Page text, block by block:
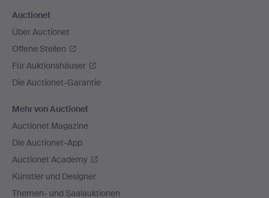
Auctionet
Über Auctionet
Offene Stellen
Für Auktionshäuser
Die Auctionet-Garantie
Mehr von Auctionet
Auctionet Magazine
Die Auctionet-App
Auctionet Academy
Künstler und Designer
Themen- und Saalauktionen